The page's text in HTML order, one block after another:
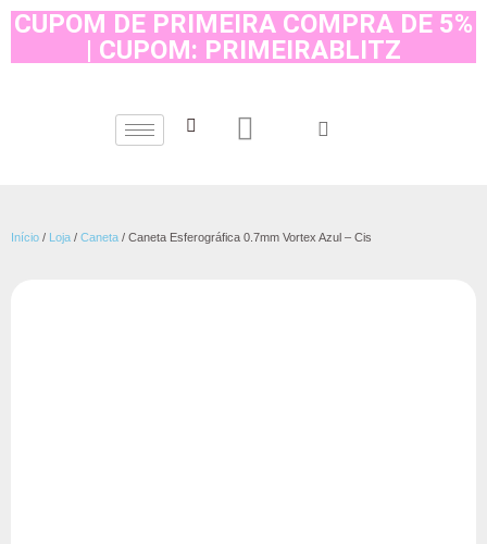
CUPOM DE PRIMEIRA COMPRA DE 5%
| CUPOM: PRIMEIRABLITZ
Início / Loja / Caneta / Caneta Esferográfica 0.7mm Vortex Azul – Cis